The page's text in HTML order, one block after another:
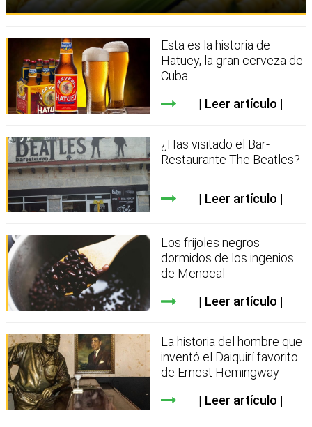
Esta es la historia de
Hatuey, la gran cerveza de
Cuba
Leer artículo
¿Has visitado el Bar-
Restaurante The Beatles?
Leer artículo
Los frijoles negros
dormidos de los ingenios
de Menocal
Leer artículo
La historia del hombre que
inventó el Daiquirí favorito
de Ernest Hemingway
Leer artículo